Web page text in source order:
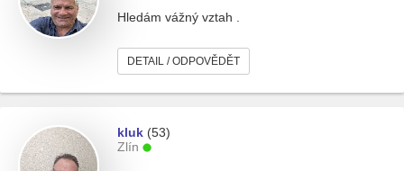
Hledám vážný vztah .
DETAIL / ODPOVĚDĚT
kluk (53)
Zlín